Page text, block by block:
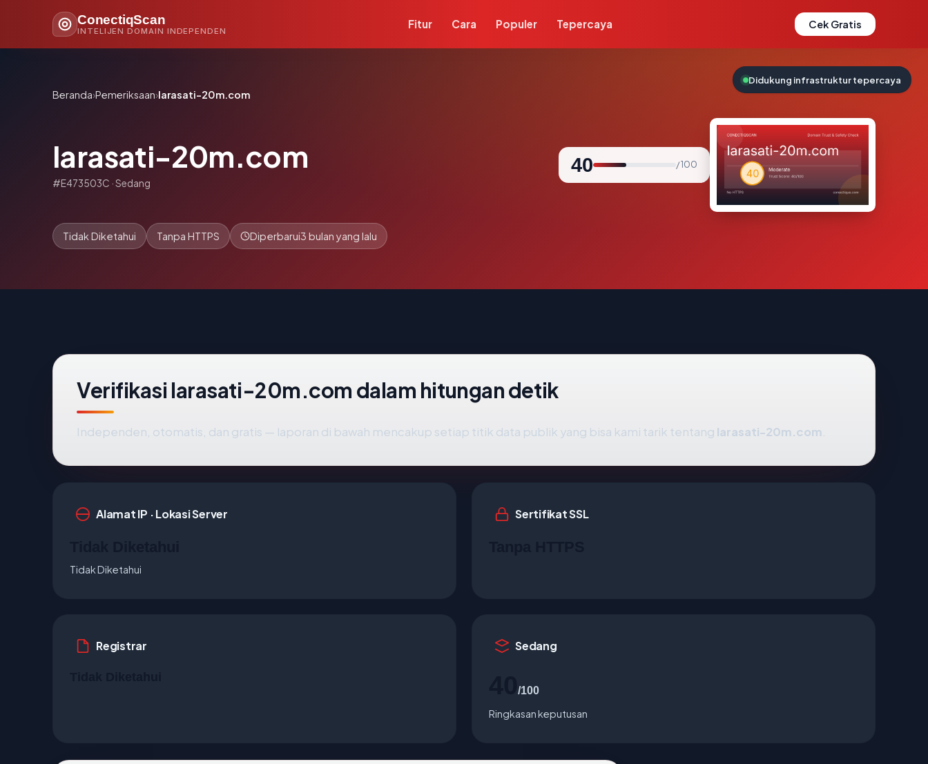
ConectiqScan
INTELIJEN DOMAIN INDEPENDEN
Fitur Cara Populer Tepercaya Cek Gratis
Beranda›Pemeriksaan›larasati-20m.com
larasati-20m.com
#E473503C · Sedang
40 / 100
Tidak Diketahui Tanpa HTTPS Diperbarui3 bulan yang lalu
Verifikasi larasati-20m.com dalam hitungan detik
Independen, otomatis, dan gratis — laporan di bawah mencakup setiap titik data publik yang bisa kami tarik tentang larasati-20m.com
Alamat IP · Lokasi Server
Tidak Diketahui
Sertifikat SSL
Registrar Sedang
/100
Ringkasan keputusan
Didukung infrastruktur tepercaya